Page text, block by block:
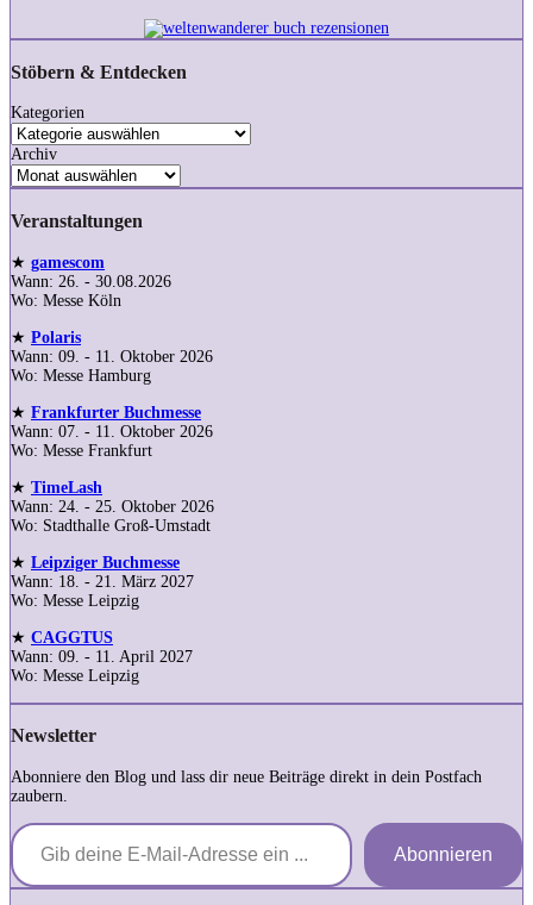
Stöbern & Entdecken
Kategorien
Archiv
Veranstaltungen
★ gamescom
Wann: 26. - 30.08.2026
Wo: Messe Köln
★ Polaris
Wann: 09. - 11. Oktober 2026
Wo: Messe Hamburg
★ Frankfurter Buchmesse
Wann: 07. - 11. Oktober 2026
Wo: Messe Frankfurt
★ TimeLash
Wann: 24. - 25. Oktober 2026
Wo: Stadthalle Groß-Umstadt
★ Leipziger Buchmesse
Wann: 18. - 21. März 2027
Wo: Messe Leipzig
★ CAGGTUS
Wann: 09. - 11. April 2027
Wo: Messe Leipzig
Newsletter
Abonniere den Blog und lass dir neue Beiträge direkt in dein Postfach
zaubern.
Gib deine E-Mail-Adresse ein ...
Abonnieren